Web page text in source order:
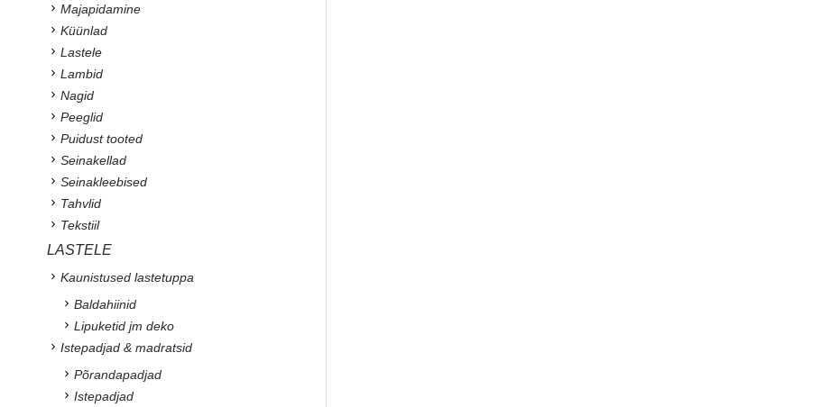
Majapidamine
Küünlad
Lastele
Lambid
Nagid
Peeglid
Puidust tooted
Seinakellad
Seinakleebised
Tahvlid
Tekstiil
LASTELE
Kaunistused lastetuppa
Baldahiinid
Lipuketid jm deko
Istepadjad & madratsid
Põrandapadjad
Istepadjad